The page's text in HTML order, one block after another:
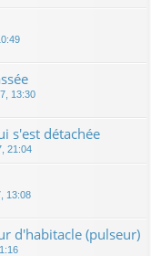
13:30
s'est détachée
21:04
13:08
d'habitacle (pulseur)